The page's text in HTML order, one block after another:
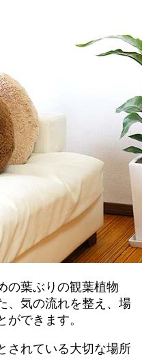
の葉ぶりの観葉植物
、気の流れを整え、場
できます。
されている大切な場所